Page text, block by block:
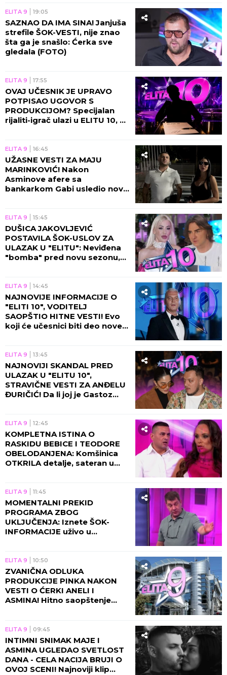
ELITA 9 19:05
SAZNAO DA IMA SINA! Janjuša
strefile ŠOK-VESTI, nije znao
šta ga je snašlo: Ćerka sve
gledala (FOTO)
ELITA 9 17:55
OVAJ UČESNIK JE UPRAVO
POTPISAO UGOVOR S
PRODUKCIJOM? Specijalan
rijaliti-igrač ulazi u ELITU 10, u
ELITA 9 16:45
UŽASNE VESTI ZA MAJU
MARINKOVIĆ! Nakon
Asminove afere sa
bankarkom Gabi usledio novi
ELITA 9 15:45
DUŠICA JAKOVLJEVIĆ
POSTAVILA ŠOK-USLOV ZA
ULAZAK U "ELITU": Neviđena
"bomba" pred novu sezonu,
ELITA 9 14:45
NAJNOVIJE INFORMACIJE O
"ELITI 10", VODITELJ
SAOPŠTIO HITNE VESTI! Evo
koji će učesnici biti deo nove
ELITA 9 13:45
NAJNOVIJI SKANDAL PRED
ULAZAK U "ELITU 10",
STRAVIČNE VESTI ZA ANĐELU
ĐURIČIĆ! Da li joj je Gastoz
ELITA 9 12:45
KOMPLETNA ISTINA O
RASKIDU BEBICE I TEODORE
OBELODANJENA: Komšinica
OTKRILA detalje, sateran u
ELITA 9 11:45
MOMENTALNI PREKID
PROGRAMA ZBOG
UKLJUČENJA: Iznete ŠOK-
INFORMACIJE uživo u
GLAS!
ELITA 9 10:50
ZVANIČNA ODLUKA
PRODUKCIJE PINKA NAKON
VESTI O ĆERKI ANELI I
ASMINA! Hitno saopštenje
ELITA 9 09:45
INTIMNI SNIMAK MAJE I
ASMINA UGLEDAO SVETLOST
DANA - CELA NACIJA BRUJI O
OVOJ SCENI! Najnoviji klip